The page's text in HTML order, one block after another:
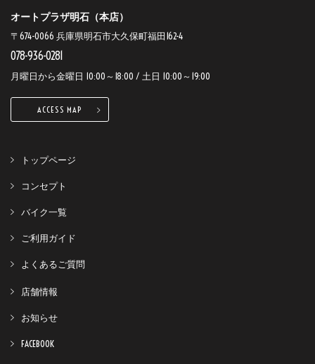
オートプラザ明石（本店）
〒674-0066 兵庫県明石市大久保町福田162-4
078-936-0281
月曜日から金曜日 10:00～18:00 / 土日 10:00～19:00
ACCESS MAP
トップページ
コンセプト
バイク一覧
ご利用ガイド
よくあるご質問
店舗情報
お知らせ
FACEBOOK